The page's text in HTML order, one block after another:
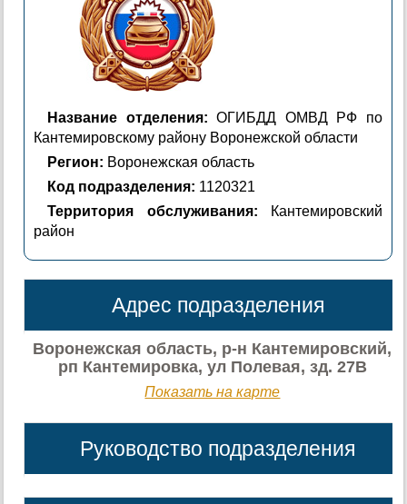
Название отделения: ОГИБДД ОМВД РФ по
Кантемировскому району Воронежской области
Регион: Воронежская область
Код подразделения: 1120321
Территория обслуживания: Кантемировский
район
Адрес подразделения
Воронежская область, р-н Кантемировский,
рп Кантемировка, ул Полевая, зд. 27В
Показать на карте
Руководство подразделения